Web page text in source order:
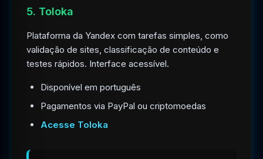
5. Toloka
Plataforma da Yandex com tarefas simples, como
validação de sites, classificação de conteúdo e
testes rápidos. Interface acessível.
Disponível em português
Pagamentos via PayPal ou criptomoedas
Acesse Toloka